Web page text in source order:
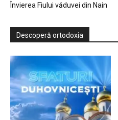
Învierea Fiului văduvei din Nain
Descoperă ortodoxia